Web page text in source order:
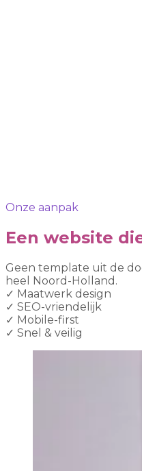
Onze aanpak
Een website
Geen template uit de
heel Noord-Holland.
✓ Maatwerk design
✓ SEO-vriendelijk
✓ Mobile-first
✓ Snel & veilig